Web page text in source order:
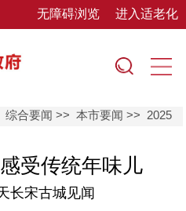
无障碍浏览 进入适老化
综合要闻 >>本市要闻 >> 2025
受传统年味儿
宋古城见闻